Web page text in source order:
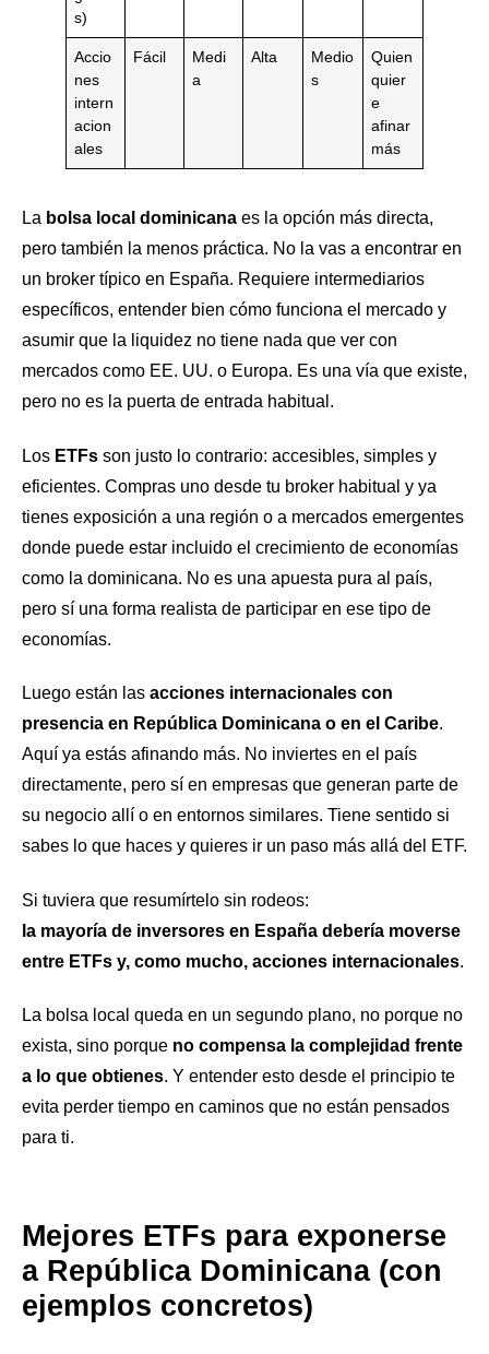
s)
Accio
nes
intern
acion
ales
Fácil
Medi
a
Alta
Medio
s
Quien
quier
e
afinar
más
La bolsa local dominicana es la opción más directa,
pero también la menos práctica. No la vas a encontrar en
un broker típico en España. Requiere intermediarios
específicos, entender bien cómo funciona el mercado y
asumir que la liquidez no tiene nada que ver con
mercados como EE. UU. o Europa. Es una vía que existe,
pero no es la puerta de entrada habitual.
Los ETFs son justo lo contrario: accesibles, simples y
eficientes. Compras uno desde tu broker habitual y ya
tienes exposición a una región o a mercados emergentes
donde puede estar incluido el crecimiento de economías
como la dominicana. No es una apuesta pura al país,
pero sí una forma realista de participar en ese tipo de
economías.
Luego están las acciones internacionales con
presencia en República Dominicana o en el Caribe.
Aquí ya estás afinando más. No inviertes en el país
directamente, pero sí en empresas que generan parte de
su negocio allí o en entornos similares. Tiene sentido si
sabes lo que haces y quieres ir un paso más allá del ETF.
Si tuviera que resumírtelo sin rodeos:
la mayoría de inversores en España debería moverse
entre ETFs y, como mucho, acciones internacionales.
La bolsa local queda en un segundo plano, no porque no
exista, sino porque no compensa la complejidad frente
a lo que obtienes. Y entender esto desde el principio te
evita perder tiempo en caminos que no están pensados
para ti.
Mejores ETFs para exponerse
a República Dominicana (con
ejemplos concretos)